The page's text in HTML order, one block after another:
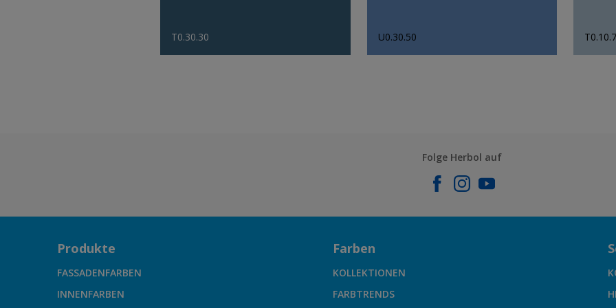
T0.30.30 U0.30.50
Folge Herbol auf
Produkte
FASSADENFARBEN
INNENFARBEN
Farben
KOLLEKTIONEN
FARBTRENDS